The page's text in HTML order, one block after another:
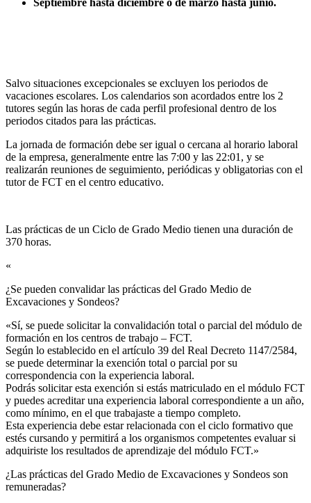
Septiembre hasta diciembre o de marzo hasta junio.
Salvo situaciones excepcionales se excluyen los periodos de
vacaciones escolares. Los calendarios son acordados entre los 2
tutores según las horas de cada perfil profesional dentro de los
periodos citados para las prácticas.
La jornada de formación debe ser igual o cercana al horario laboral
de la empresa, generalmente entre las 7:00 y las 22:01, y se
realizarán reuniones de seguimiento, periódicas y obligatorias con el
tutor de FCT en el centro educativo.
Las prácticas de un Ciclo de Grado Medio tienen una duración de
370 horas.
«
¿Se pueden convalidar las prácticas del Grado Medio de
Excavaciones y Sondeos?​
«Sí, se puede solicitar la convalidación total o parcial del módulo de
formación en los centros de trabajo – FCT.
Según lo establecido en el artículo 39 del Real Decreto 1147/2584,
se puede determinar la exención total o parcial por su
correspondencia con la experiencia laboral.
Podrás solicitar esta exención si estás matriculado en el módulo FCT
y puedes acreditar una experiencia laboral correspondiente a un año,
como mínimo, en el que trabajaste a tiempo completo.
Esta experiencia debe estar relacionada con el ciclo formativo que
estés cursando y permitirá a los organismos competentes evaluar si
adquiriste los resultados de aprendizaje del módulo FCT.»
¿Las prácticas del Grado Medio de Excavaciones y Sondeos son
remuneradas?​